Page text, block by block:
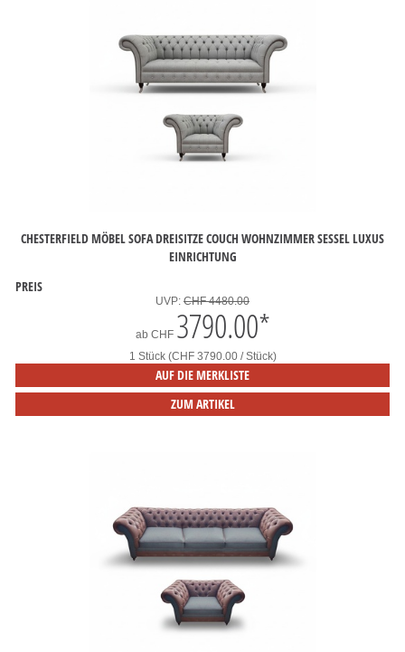
CHESTERFIELD MÖBEL SOFA DREISITZE COUCH WOHNZIMMER SESSEL LUXUS
EINRICHTUNG
PREIS
UVP: CHF 4480.00
ab CHF 3790.00*
1 Stück (CHF 3790.00 / Stück)
AUF DIE MERKLISTE
ZUM ARTIKEL